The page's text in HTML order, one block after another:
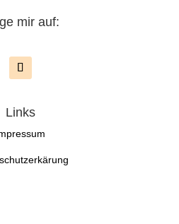
mir auf:
Links